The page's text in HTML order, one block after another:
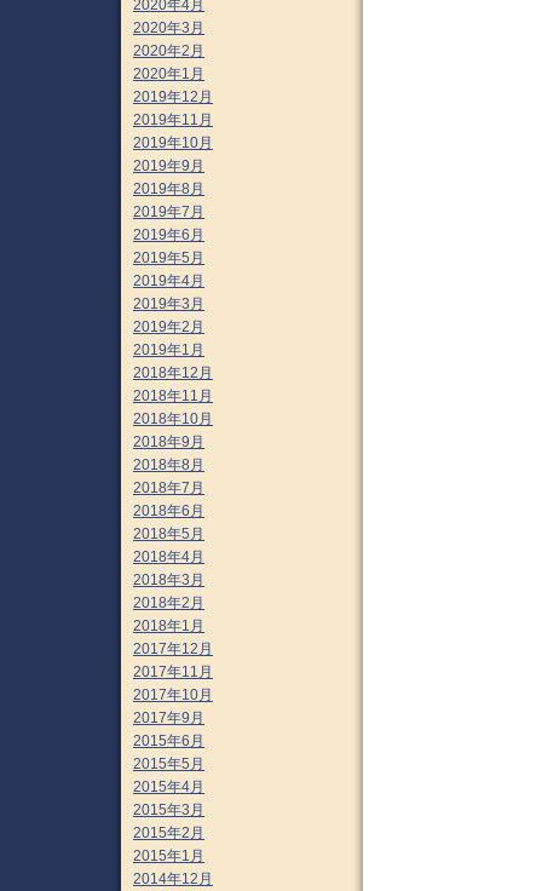
2020年4月
2020年3月
2020年2月
2020年1月
2019年12月
2019年11月
2019年10月
2019年9月
2019年8月
2019年7月
2019年6月
2019年5月
2019年4月
2019年3月
2019年2月
2019年1月
2018年12月
2018年11月
2018年10月
2018年9月
2018年8月
2018年7月
2018年6月
2018年5月
2018年4月
2018年3月
2018年2月
2018年1月
2017年12月
2017年11月
2017年10月
2017年9月
2015年6月
2015年5月
2015年4月
2015年3月
2015年2月
2015年1月
2014年12月